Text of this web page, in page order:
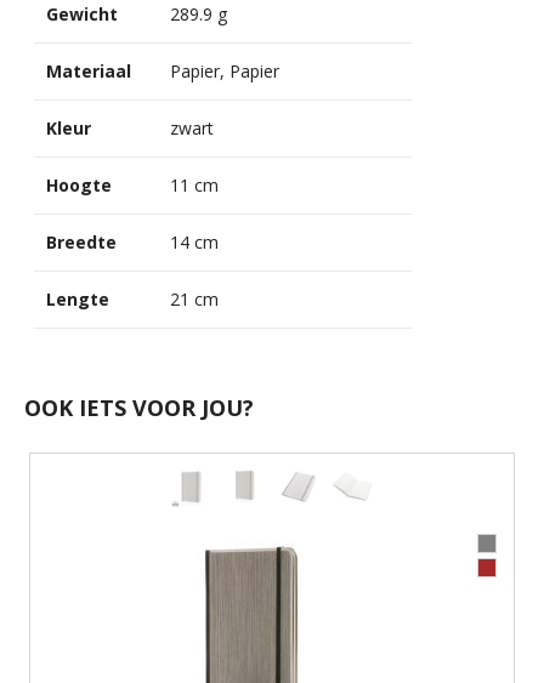
Gewicht 289.9 g
Materiaal Papier, Papier
Kleur zwart
Hoogte 11 cm
Breedte 14 cm
Lengte 21 cm
OOK IETS VOOR JOU?